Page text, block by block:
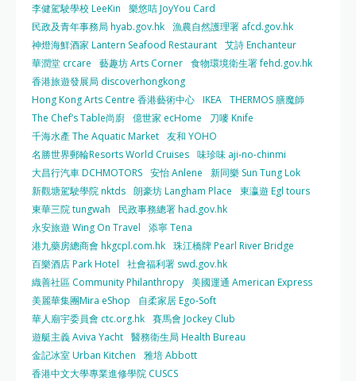
李健駕駛學校 LeeKin
樂悠咭 JoyYou Card
民政及青年事務局 hyab.gov.hk 漁農自然護理署 afcd.gov.hk
神燈海鮮酒家 Lantern Seafood Restaurant 艾詩 Enchanteur
華潤堂 crcare
藝趣坊 Arts Corner 食物環境衛生署 fehd.gov.hk
香港旅遊發展局 discoverhongkong
Hong Kong Arts Centre 香港藝術中心 IKEA THERMOS 膳魔師
The Chef’s Table尚廚 億世家 ecHome
刀嘜 Knife
千海水產 The Aquatic Market 友和 YOHO
名勝世界郵輪Resorts World Cruises 味珍味 aji-no-chinmi
大昌行汽車 DCHMOTORS 安怡 Anlene
新同樂 Sun Tung Lok
新觀塘駕駛學院 nktds 朗豪坊 Langham Place
東瀛遊 Egl tours
東華三院 tungwah
民政事務總署 had.gov.hk
永安旅遊 Wing On Travel
添寧 Tena
港九藥房總商會 hkgcpl.com.hk 珠江橋牌 Pearl River Bridge
百樂酒店 Park Hotel
社會福利署 swd.gov.hk
織善社區 Community Philanthropy 美國運通 American Express
美麗華集團Mira eShop
自柔家居 Ego-Soft
華人廟宇委員會 ctc.org.hk 賽馬會 Jockey Club
遊艇主義 Aviva Yacht 醫務衛生局 Health Bureau
金記冰室 Urban Kitchen
雅培 Abbott
香港中文大學專業進修學院 CUSCS